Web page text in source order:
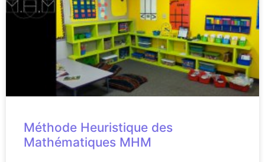
Méthode Heuristique des
Mathématiques MHM